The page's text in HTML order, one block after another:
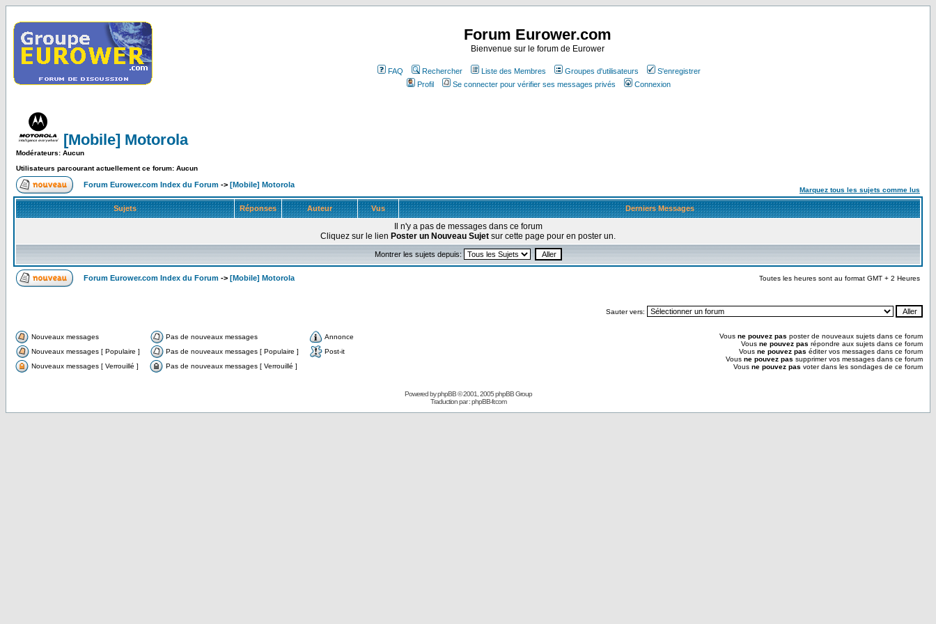
Forum Eurower.com
Bienvenue sur le forum de Eurower
FAQ Rechercher Liste des Membres Groupes d'utilisateurs
S'enregistrer
Profil
Se connecter pour vérifier ses messages privés Connexion
[Mobile] Motorola
Modérateurs: Aucun
Utilisateurs parcourant actuellement ce forum: Aucun
Forum Eurower.com Index du Forum -> [Mobile] Motorola
Marquez tous les sujets comme lus
Sujets Réponses Auteur Vus Derniers Messages
Il n'y a pas de messages dans ce forum
Cliquez sur le lien Poster un Nouveau Sujet sur cette page pour en poster un.
Montrer les sujets depuis:
Forum Eurower.com Index du Forum -> [Mobile] Motorola Toutes les heures sont au format GMT + 2 Heures
Sauter vers:
Nouveaux messages Pas de nouveaux messages
Annonce
Nouveaux messages [ Populaire ]
Pas de nouveaux messages [ Populaire ]
Post-it
Nouveaux messages [ Verrouillé ]
Pas de nouveaux messages [ Verrouillé ]
Vous ne pouvez pas poster de nouveaux sujets dans ce forum
Vous ne pouvez pas répondre aux sujets dans ce forum
Vous ne pouvez pas éditer vos messages dans ce forum
Vous ne pouvez pas supprimer vos messages dans ce forum
Vous ne pouvez pas voter dans les sondages de ce forum
Powered byphpBB© 2001, 2005 phpBB Group
Traduction par :phpBB-fr.com